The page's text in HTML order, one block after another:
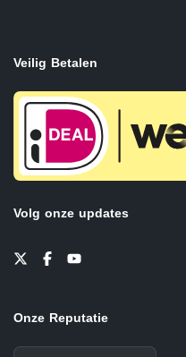
Veilig Betalen
Volg onze updates
Onze Reputatie